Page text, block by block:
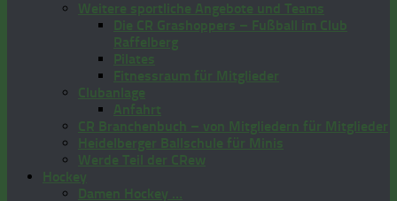
Weitere sportliche Angebote und Teams
Die CR Grashoppers – Fußball im Club
Raffelberg
Pilates
Fitnessraum für Mitglieder
Clubanlage
Anfahrt
CR Branchenbuch – von Mitgliedern für Mitglieder
Heidelberger Ballschule für Minis
Werde Teil der CRew
Hockey
Damen Hockey …